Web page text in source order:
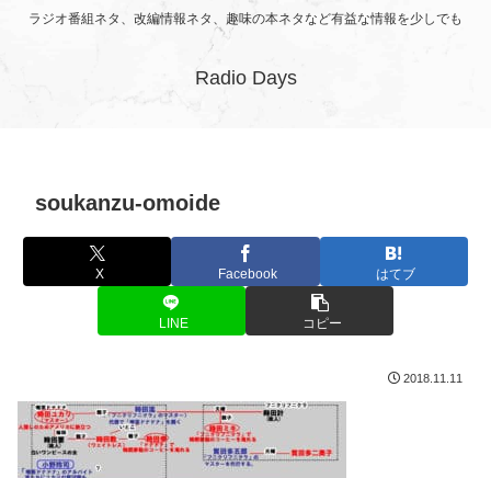
ラジオ番組ネタ、改編情報ネタ、趣味の本ネタなど有益な情報を少しでも
Radio Days
soukanzu-omoide
X Facebook はてブ
LINE コピー
2018.11.11